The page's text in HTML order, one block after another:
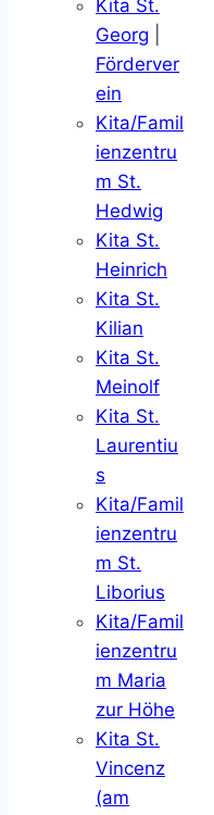
Kita St.
Georg
Förderver
ein
Kita/Famil
ienzentru
m St.
Hedwig
Kita St.
Heinrich
Kita St.
Kilian
Kita St.
Meinolf
Kita St.
Laurentiu
s
Kita/Famil
ienzentru
m St.
Liborius
Kita/Famil
ienzentru
m Maria
zur Höhe
Kita St.
Vincenz
(am